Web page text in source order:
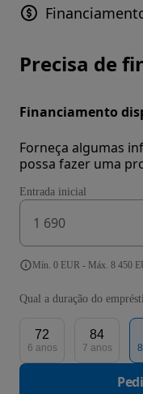
Precisa de
Financiamento
Forneça algumas
possa fazer uma
Entrada inicial
Mín. 0 EUR - Máx. 8 450
Qual a duração do
72
6 anos
84
7 anos